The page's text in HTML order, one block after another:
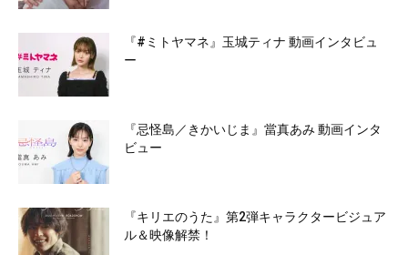
『#ミトヤマネ』玉城ティナ 動画インタビュ
ー
『忌怪島／きかいじま』當真あみ 動画インタ
ビュー
『キリエのうた』第2弾キャラクタービジュア
ル＆映像解禁！